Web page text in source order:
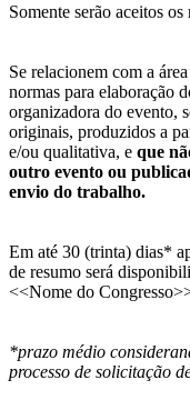
Somente serão aceitos os
Se relacionem com a
normas para elaboração
organizadora do evento,
originais, produzidos a
e/ou qualitativa, e que
outro evento ou
envio do trabalho.
Em até 30 (trinta) dias*
de resumo será
<<Nome do
*prazo médio
processo de solicitação